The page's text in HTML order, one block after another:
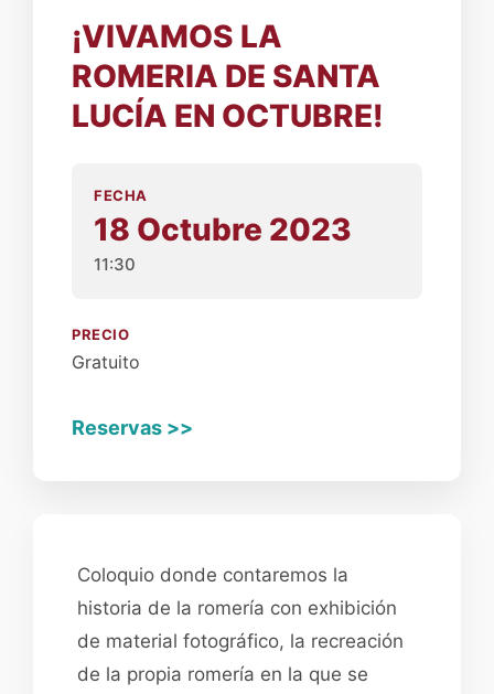
Coloquio donde contaremos la
historia de la romería con exhibición
de material fotográfico, la recreación
de la propia romería en la que se
¡VIVAMOS LA
ROMERIA DE SANTA
LUCÍA EN OCTUBRE!
FECHA
18 Octubre 2023
11:30
PRECIO
Gratuito
Reservas >>